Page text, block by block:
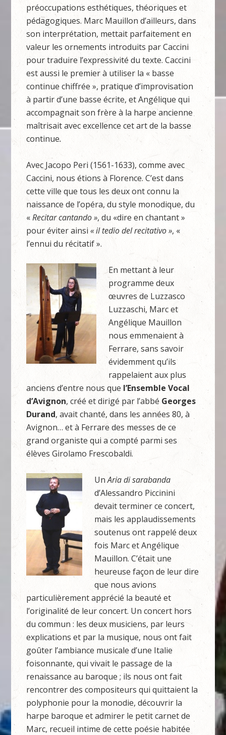
préoccupations esthétiques, théoriques et
pédagogiques. Marc Mauillon d’ailleurs, dans
son interprétation, mettait parfaitement en
valeur les ornements introduits par Caccini
pour traduire l’expressivité du texte. Caccini
est aussi le premier à utiliser la « basse
continue chiffrée », pratique d’improvisation
à partir d’une basse écrite, et Angélique qui
accompagnait son frère à la harpe ancienne
maîtrisait avec excellence cet art de la basse
continue.
Avec Jacopo Peri (1561-1633), comme avec
Caccini, nous étions à Florence. C’est dans
cette ville que tous les deux ont connu la
naissance de l’opéra, du style monodique, du
«Recitar cantando », du «dire en chantant »
pour éviter ainsi « il tedio del recitativo », «
l’ennui du récitatif ».
En mettant à leur
programme deux
œuvres de Luzzasco
Luzzaschi, Marc et
Angélique Mauillon
nous emmenaient à
Ferrare, sans savoir
évidemment qu’ils
rappelaient aux plus
anciens d’entre nous que l’Ensemble Vocal
d’Avignon, créé et dirigé par l’abbé Georges
Durand, avait chanté, dans les années 80, à
Avignon… et à Ferrare des messes de ce
grand organiste qui a compté parmi ses
élèves Girolamo Frescobaldi.
UnAria di sarabanda
d’Alessandro Piccinini
devait terminer ce concert,
mais les applaudissements
soutenus ont rappelé deux
fois Marc et Angélique
Mauillon. C’était une
heureuse façon de leur dire
que nous avions
particulièrement apprécié la beauté et
l’originalité de leur concert. Un concert hors
du commun : les deux musiciens, par leurs
explications et par la musique, nous ont fait
goûter l’ambiance musicale d’une Italie
foisonnante, qui vivait le passage de la
renaissance au baroque ; ils nous ont fait
rencontrer des compositeurs qui quittaient la
polyphonie pour la monodie, découvrir la
harpe baroque et admirer le petit carnet de
Marc, recueil intime de cette poésie habitée